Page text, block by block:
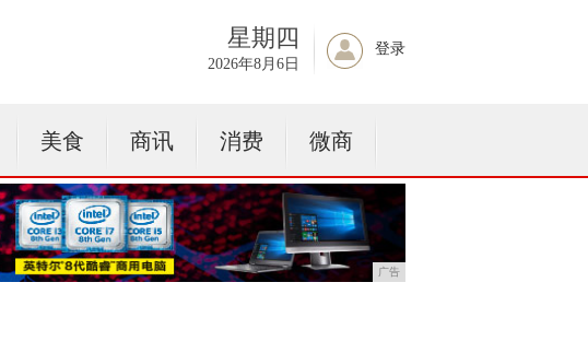
星期四
2026年8月6日
登录
美食 商讯 消费 微商
广告